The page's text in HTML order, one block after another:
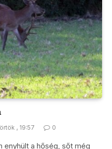
, 19:57 0
enyhült a hőség, sőt még